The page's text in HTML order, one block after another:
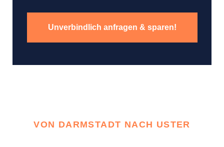
Unverbindlich anfragen & sparen!
VON DARMSTADT NACH USTER